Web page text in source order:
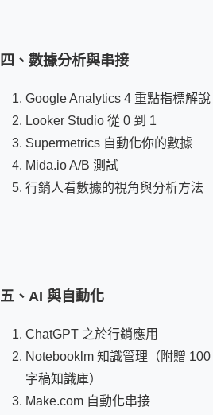
四、數據分析與串接
Google Analytics 4 重點指標解說
Looker Studio 從 0 到 1
Supermetrics 自動化你的數據
Mida.io A/B 測試
行銷人看數據的視角與分析方法
五、AI 與自動化
ChatGPT 之於行銷應用
Notebooklm 知識管理（附贈
字稿知識庫）
Make.com 自動化串接